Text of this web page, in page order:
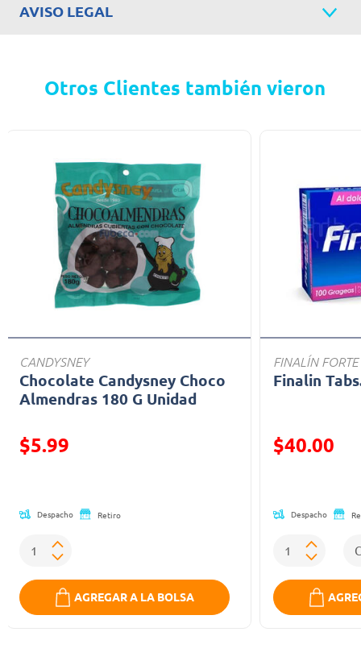
AVISO LEGAL
Otros Clientes también vieron
CANDYSNEY
Chocolate Candysney Choco
Almendras 180 G Unidad
Precio reducido de
$5.99
Despacho Retiro
AGREGAR A LA BOLSA
FINALÍN FORTE
Finalin
Precio
$40.00
Despacho